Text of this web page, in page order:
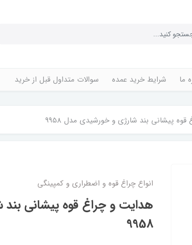
ما شرایط خرید عمده سوالات متداول قبل از خرید
پیشانی بند شارژی و خورشیدی مدل 9958
انواع چراغ قوه و اضطراری و کمپینگی
هدایت و چراغ قوه پیشانی
9958